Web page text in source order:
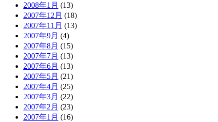
2008年1月 (13)
2007年12月 (18)
2007年11月 (13)
2007年9月 (4)
2007年8月 (15)
2007年7月 (13)
2007年6月 (13)
2007年5月 (21)
2007年4月 (25)
2007年3月 (22)
2007年2月 (23)
2007年1月 (16)